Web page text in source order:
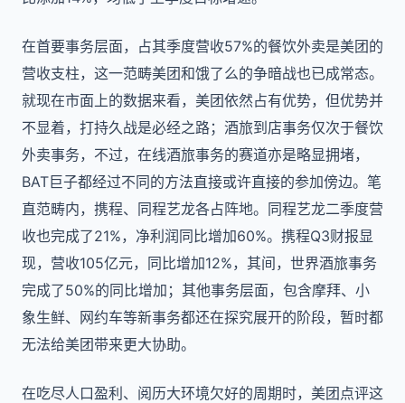
在首要事务层面，占其季度营收57%的餐饮外卖是美团的
营收支柱，这一范畴美团和饿了么的争暗战也已成常态。
就现在市面上的数据来看，美团依然占有优势，但优势并
不显着，打持久战是必经之路；酒旅到店事务仅次于餐饮
外卖事务，不过，在线酒旅事务的赛道亦是略显拥堵，
BAT巨子都经过不同的方法直接或许直接的参加傍边。笔
直范畴内，携程、同程艺龙各占阵地。同程艺龙二季度营
收也完成了21%，净利润同比增加60%。携程Q3财报显
现，营收105亿元，同比增加12%，其间，世界酒旅事务
完成了50%的同比增加；其他事务层面，包含摩拜、小
象生鲜、网约车等新事务都还在探究展开的阶段，暂时都
无法给美团带来更大协助。
在吃尽人口盈利、阅历大环境欠好的周期时，美团点评这